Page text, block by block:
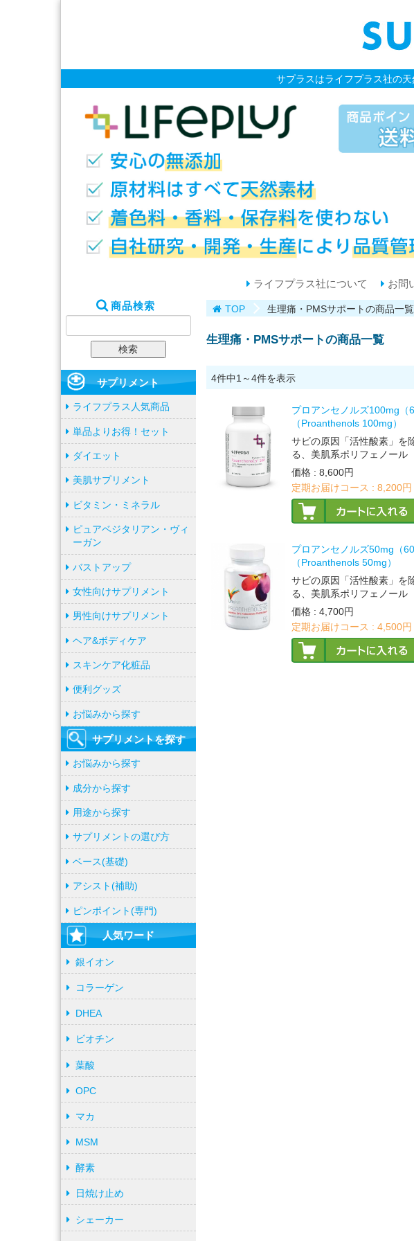
サプラスはライフプラス社の
ライフプラス社について お問
商品検索
サプリメント
ライフプラス人気商品
単品よりお得！セット
ダイエット
美肌サプリメント
ビタミン・ミネラル
ピュアベジタリアン・ヴィ
ーガン
バストアップ
女性向けサプリメント
男性向けサプリメント
ヘア&ボディケア
スキンケア化粧品
便利グッズ
お悩みから探す
サプリメントを探す
お悩みから探す
成分から探す
用途から探す
サプリメントの選び方
ベース(基礎)
アシスト(補助)
ピンポイント(専門)
人気ワード
銀イオン
コラーゲン
DHEA
ビオチン
葉酸
OPC
マカ
MSM
酵素
日焼け止め
シェーカー
TOP 生理痛・PMSサポートの商品一覧
生理痛・PMSサポートの商品一覧
4件中1～4件を表示
プロアンセノルズ100mg（
（Proanthenols 100mg）
サビの原因「活性酸素」を
る、美肌系ポリフェノール
価格 :8,600円
定期お届けコース :8,200円
プロアンセノルズ50mg（60
（Proanthenols 50mg）
サビの原因「活性酸素」を
る、美肌系ポリフェノール
価格 :4,700円
定期お届けコース :4,500円